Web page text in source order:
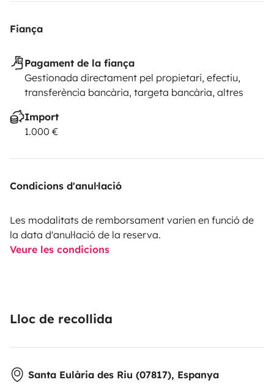
Fiança
Pagament de la fiança
Gestionada directament pel propietari, efectiu,
transferència bancària, targeta bancària, altres
Import
1.000 €
Condicions d'anul·lació
Les modalitats de remborsament varien en funció de
la data d'anul·lació de la reserva.
Veure les condicions
Lloc de recollida
Santa Eulària des Riu (07817), Espanya